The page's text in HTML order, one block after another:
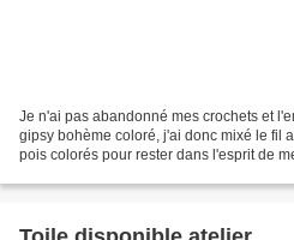
Je n'ai pas abandonné mes crochets et
gipsy bohème coloré, j'ai donc mixé le fil
pois colorés pour rester dans l'esprit de